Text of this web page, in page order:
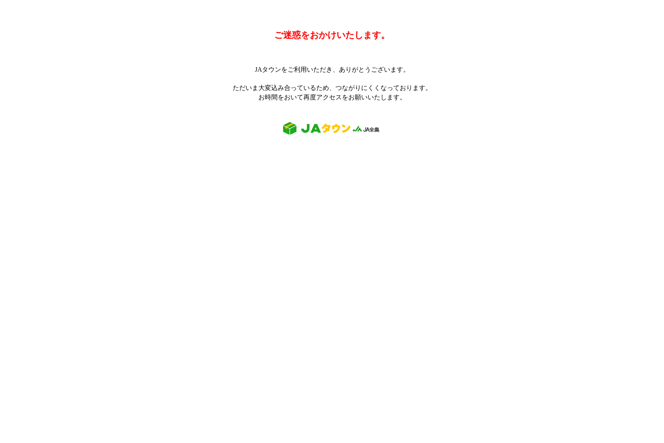
ご迷惑をおかけいたします。
JAタウンをご利用いただき、ありがとうございます。
ただいま大変込み合っているため、つながりにくくなっております。
お時間をおいて再度アクセスをお願いいたします。